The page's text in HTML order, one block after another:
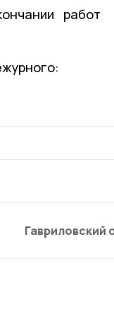
работ
Гавриловский